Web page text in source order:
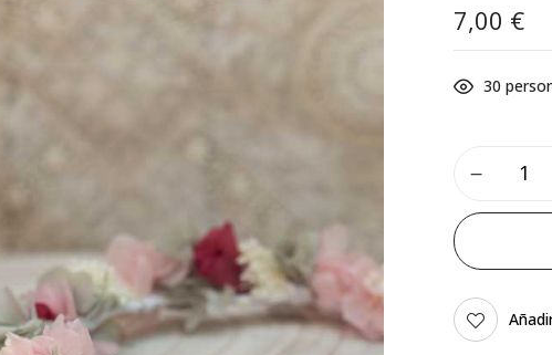
7,00 €
30